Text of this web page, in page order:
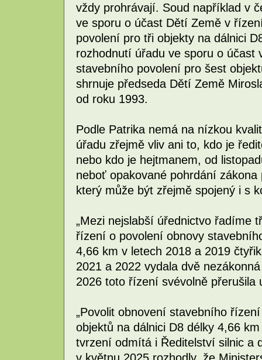
vždy prohrávají. Soud například v
ve sporu o účast Dětí Země v
povolení pro tři objekty na dálnici
rozhodnutí úřadu ve sporu o
stavebního povolení pro šest
shrnuje předseda Dětí Země
od roku 1993.
Podle Patrika nemá na nízkou
úřadu zřejmě vliv ani to, kdo je
nebo kdo je hejtmanem, od
neboť opakované pohrdání
který může být zřejmě spojený i s
„Mezi nejslabší úřednictvo řadíme
řízení o povolení obnovy
4,66 km v letech 2018 a 2019
2021 a 2022 vydala dvě
2026 toto řízení svévolně přerušila
„Povolit obnovení stavebního
objektů na dálnici D8 délky 4,66
tvrzení odmítá i Ředitelství silnic a